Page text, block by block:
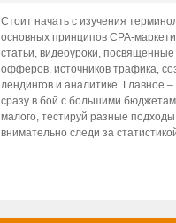
Стоит начать с изучения
основных принципов CPA-
статьи, видеоуроки,
офферов, источников трафика,
лендингов и аналитике. Главное
сразу в бой с большими
малого, тестируй разные подходы
внимательно следи за